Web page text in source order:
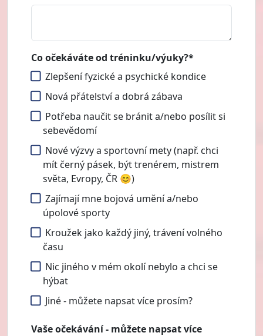
Co očekáváte od tréninku/výuky?*
Zlepšení fyzické a psychické kondice
Nová přátelství a dobrá zábava
Potřeba naučit se bránit a/nebo posílit si
sebevědomí
Nové výzvy a sportovní mety (např. chci
mít černý pásek, být trenérem, mistrem
světa, Evropy, ČR 😊)
Zajímají mne bojová umění a/nebo
úpolové sporty
Kroužek jako každý jiný, trávení volného
času
Nic jiného v mém okolí nebylo a chci se
hýbat
Jiné - můžete napsat více prosím?
Vaše očekávání - můžete napsat více